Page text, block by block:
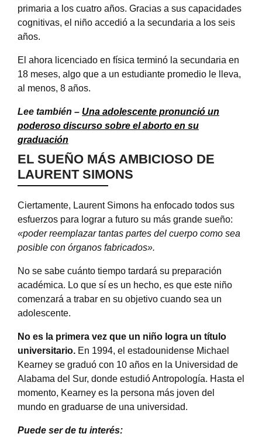
primaria a los cuatro años. Gracias a sus capacidades
cognitivas, el niño accedió a la secundaria a los seis
años.
El ahora licenciado en física terminó la secundaria en
18 meses, algo que a un estudiante promedio le lleva,
al menos, 8 años.
Lee también – Una adolescente pronunció un
poderoso discurso sobre el aborto en su
graduación
EL SUEÑO MÁS AMBICIOSO DE
LAURENT SIMONS
Ciertamente, Laurent Simons ha enfocado todos sus
esfuerzos para lograr a futuro su más grande sueño:
«poder reemplazar tantas partes del cuerpo como sea
posible con órganos fabricados».
No se sabe cuánto tiempo tardará su preparación
académica. Lo que sí es un hecho, es que este niño
comenzará a trabar en su objetivo cuando sea un
adolescente.
No es la primera vez que un niño logra un título
universitario. En 1994, el estadounidense Michael
Kearney se graduó con 10 años en la Universidad de
Alabama del Sur, donde estudió Antropología. Hasta el
momento, Kearney es la persona más joven del
mundo en graduarse de una universidad.
Puede ser de tu interés: